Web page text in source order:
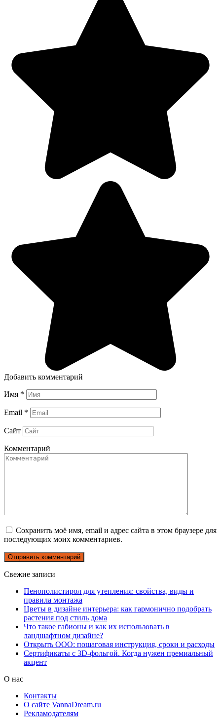
Добавить комментарий
Имя *
Email *
Сайт
Комментарий
Сохранить моё имя, email и адрес сайта в этом браузере для
последующих моих комментариев.
Свежие записи
Пенополистирол для утепления: свойства, виды и
правила монтажа
Цветы в дизайне интерьера: как гармонично подобрать
растения под стиль дома
Что такое габионы и как их использовать в
ландшафтном дизайне?
Открыть ООО: пошаговая инструкция, сроки и расходы
Сертификаты с 3D-фольгой. Когда нужен премиальный
акцент
О нас
Контакты
О сайте VannaDream.ru
Рекламодателям